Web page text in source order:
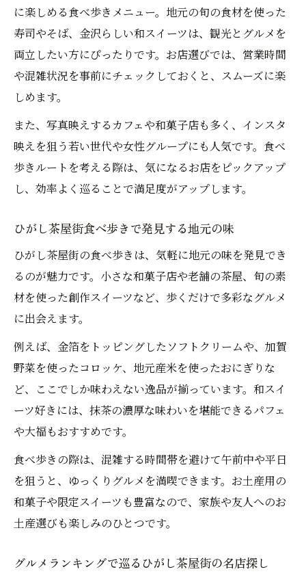
和カフェ巡りならひがし茶屋街が最高
ひがし茶屋街和カフェでゆったり休憩する
方法
抹茶系甘味と和カフェを満喫する東山散策
合わせ
写真映えカフェを探すひがし茶屋街の楽し
み方
和カフェ巡りで味わうひがし茶屋街の魅力
お得なランチも楽しめる石川県金沢市東山の魅
ひがし茶屋街ランチのおすすめ活用法
ランチ安い店も見逃せないひがし茶屋街散
策
食べ歩きとランチを両立するひがし茶屋街
体験
ひがし茶屋街グルメとお得ランチの選び方
マップ活用で賢く巡るグルメ散策術
ひがし茶屋街食べ歩きマップで効率アップ
マップを使ったひがし茶屋街グルメ巡りの
コツ
おすすめ食べ歩きルートでひがし茶屋街満
グルメランキングとマップで外さない巡り
に楽しめる食べ歩きメニュー。地元の旬の食材を使った
寿司やそば、金沢らしい和スイーツは、観光とグルメを
両立したい方にぴったりです。お店選びでは、営業時間
や混雑状況を事前にチェックしておくと、スムーズに楽
しめます。
また、写真映えするカフェや和菓子店も多く、インスタ
映えを狙う若い世代や女性グループにも人気です。食べ
歩きルートを考える際は、気になるお店をピックアップ
し、効率よく巡ることで満足度がアップします。
ひがし茶屋街食べ歩きで発見する地元の味
ひがし茶屋街の食べ歩きは、気軽に地元の味を発見でき
るのが魅力です。小さな和菓子店や老舗の茶屋、旬の素
材を使った創作スイーツなど、歩くだけで多彩なグルメ
に出会えます。
例えば、金箔をトッピングしたソフトクリームや、加賀
野菜を使ったコロッケ、地元産米を使ったおにぎりな
ど、ここでしか味わえない逸品が揃っています。和スイ
ーツ好きには、抹茶の濃厚な味わいを堪能できるパフェ
や大福もおすすめです。
食べ歩きの際は、混雑する時間帯を避けて午前中や平日
を狙うと、ゆっくりグルメを満喫できます。お土産用の
和菓子や限定スイーツも豊富なので、家族や友人へのお
土産選びも楽しみのひとつです。
グルメランキングで巡るひがし茶屋街の名店探し